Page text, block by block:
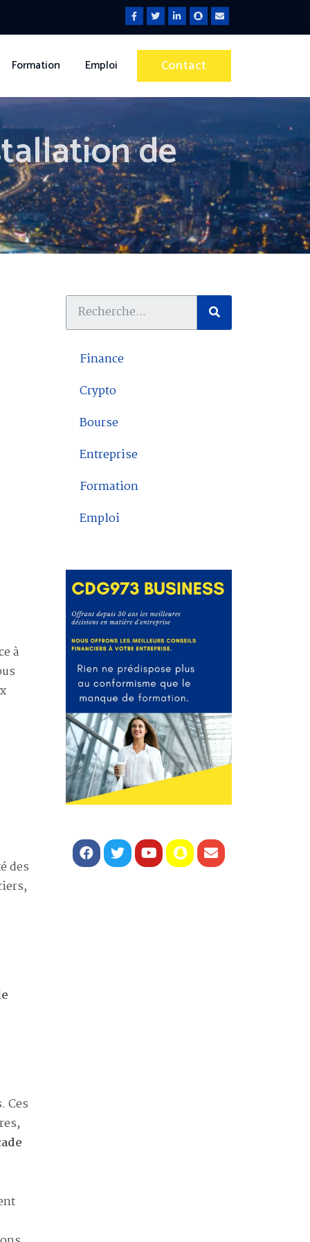
Formation Emploi Contact
de
à
des
Ces
Finance
Crypto
Bourse
Entreprise
Formation
Emploi